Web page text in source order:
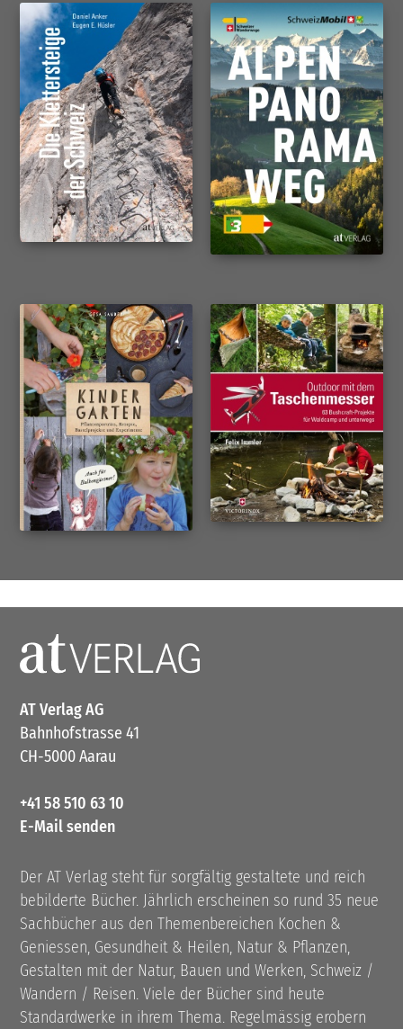
AT Verlag AG
Bahnhofstrasse 41
CH-5000 Aarau
+41 58 510 63 10
E-Mail senden
Der AT Verlag steht für sorgfältig gestaltete und reich
bebilderte Bücher. Jährlich erscheinen so rund 35 neue
Sachbücher aus den Themenbereichen Kochen &
Geniessen, Gesundheit & Heilen, Natur & Pflanzen,
Gestalten mit der Natur, Bauen und Werken, Schweiz /
Wandern / Reisen. Viele der Bücher sind heute
Standardwerke in ihrem Thema. Regelmässig erobern